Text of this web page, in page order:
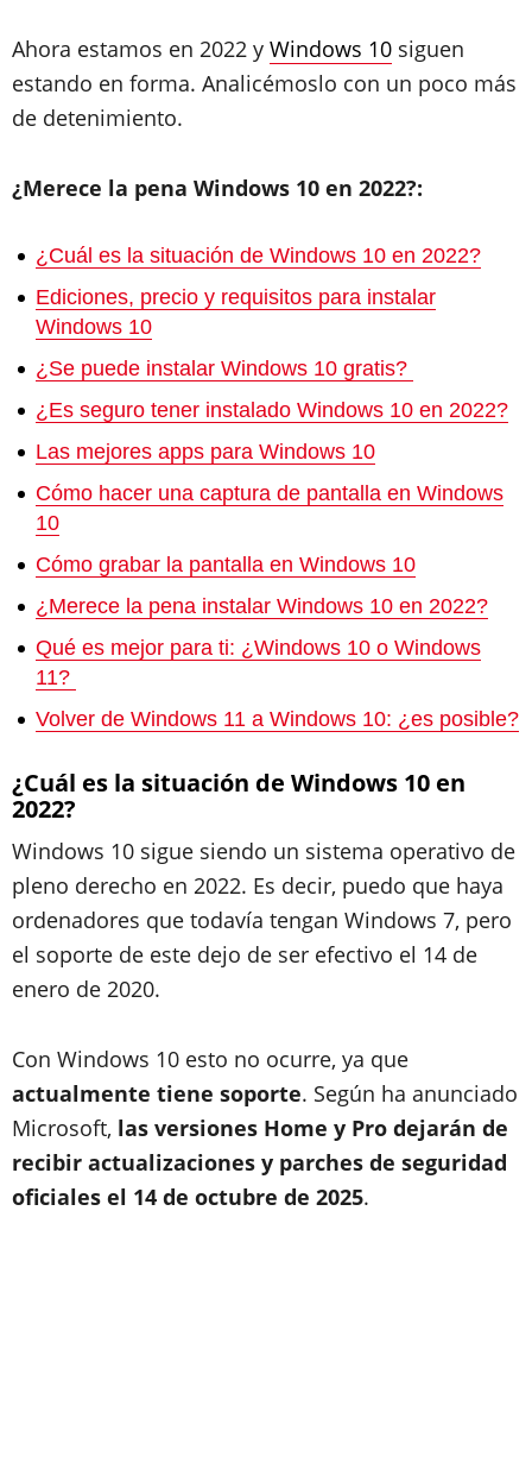
Ahora estamos en 2022 y Windows 10 siguen
estando en forma. Analicémoslo con un poco más
de detenimiento.
¿Merece la pena Windows 10 en 2022?:
¿Cuál es la situación de Windows 10 en 2022?
Ediciones, precio y requisitos para instalar
Windows 10
¿Se puede instalar Windows 10 gratis?
¿Es seguro tener instalado Windows 10 en 2022?
Las mejores apps para Windows 10
Cómo hacer una captura de pantalla en Windows
10
Cómo grabar la pantalla en Windows 10
¿Merece la pena instalar Windows 10 en 2022?
Qué es mejor para ti: ¿Windows 10 o Windows
11?
Volver de Windows 11 a Windows 10: ¿es posible?
¿Cuál es la situación de Windows 10 en
2022?
Windows 10 sigue siendo un sistema operativo de
pleno derecho en 2022. Es decir, puedo que haya
ordenadores que todavía tengan Windows 7, pero
el soporte de este dejo de ser efectivo el 14 de
enero de 2020.
Con Windows 10 esto no ocurre, ya que
actualmente tiene soporte. Según ha anunciado
Microsoft, las versiones Home y Pro dejarán de
recibir actualizaciones y parches de seguridad
oficiales el 14 de octubre de 2025.